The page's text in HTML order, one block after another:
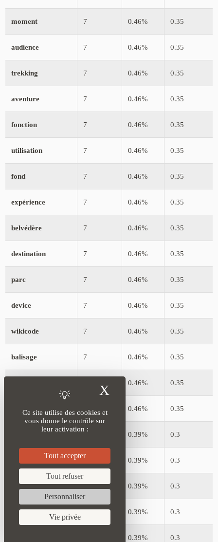
moment 7 0.46% 0.35
audience 7 0.46% 0.35
trekking 7 0.46% 0.35
aventure 7 0.46% 0.35
fonction 7 0.46% 0.35
utilisation 7 0.46% 0.35
fond 7 0.46% 0.35
expérience 7 0.46% 0.35
belvédère 7 0.46% 0.35
destination 7 0.46% 0.35
parc 7 0.46% 0.35
device 7 0.46% 0.35
wikicode 7 0.46% 0.35
balisage 7 0.46% 0.35
0.46% 0.35
pratique 0.46% 0.35
0.39% 0.3
6 0.39% 0.3
alimentation 6 0.39% 0.3
film 6 0.39% 0.3
0.39% 0.3
Ce site utilise des cookies et
vous donne le contrôle sur
leur activation :
Tout accepter
Tout refuser
Personnaliser
Vie privée
X Masquer le